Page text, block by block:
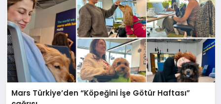
Mars Türkiye’den “Köpeğini İşe Götür Haftası”